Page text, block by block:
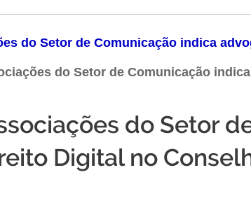
do Setor de Comunicação indica
do Setor de Comunicação
do Setor
Digital no